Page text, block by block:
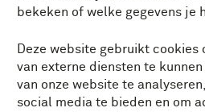
bekeken of welke gegevens je
Deze website gebruikt
van externe diensten te
van onze website te
social media te bieden en om
Op het terrein Tweede
Veteraan vertelt